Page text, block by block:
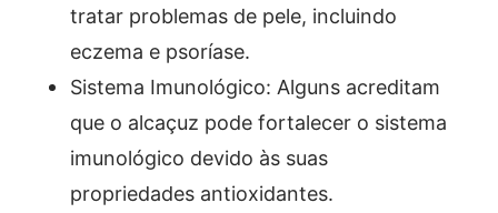
tratar problemas de pele, incluindo
eczema e psoríase.
Sistema Imunológico: Alguns acreditam
que o alcaçuz pode fortalecer o sistema
imunológico devido às suas
propriedades antioxidantes.